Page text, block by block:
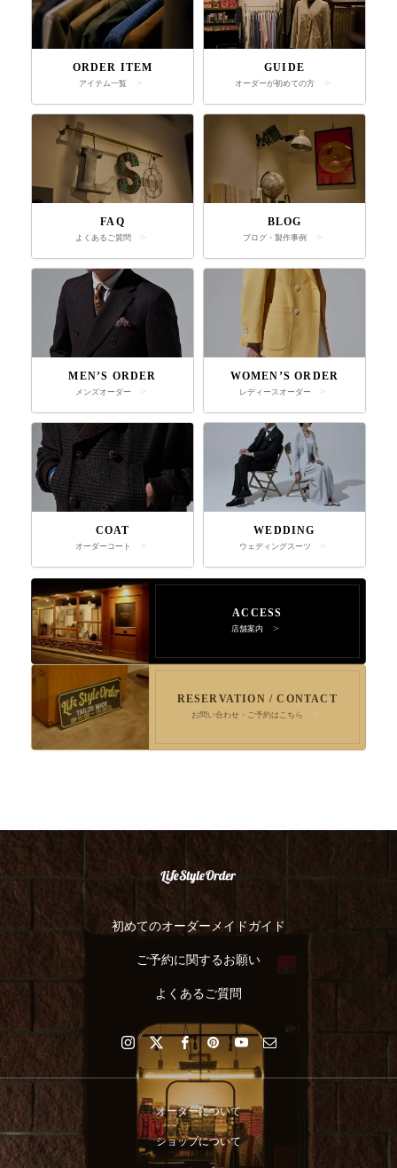
ORDER ITEM
アイテム一覧
GUIDE
オーダーが初めての方
FAQ
よくあるご質問
BLOG
ブログ・製作事例
MEN’S ORDER
メンズオーダー
WOMEN’S ORDER
レディースオーダー
COAT
オーダーコート
WEDDING
ウェディングスーツ
ACCESS
店舗案内
RESERVATION / CONTACT
お問い合わせ・ご予約はこちら
初めてのオーダーメイドガイド
ご予約に関するお願い
よくあるご質問
オーダーについて
ショップについて